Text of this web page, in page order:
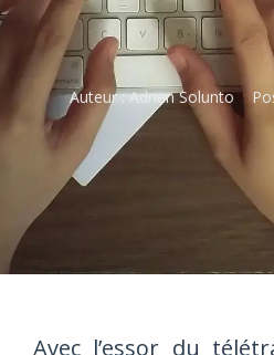
Auteur :Adrien Solunto
Avec l’essor du